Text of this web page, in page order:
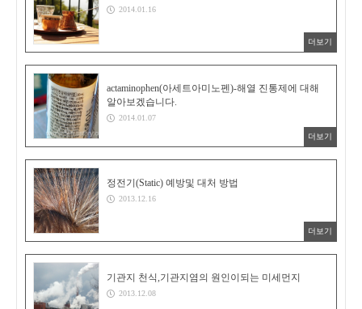
2014.01.16
더보기
actaminophen(아세트아미노펜)-해열 진통제에 대해
알아보겠습니다.
2014.01.07
더보기
정전기(Static) 예방및 대처 방법
2013.12.16
더보기
기관지 천식,기관지염의 원인이되는 미세먼지
2013.12.08